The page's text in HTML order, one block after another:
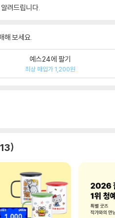
려드립니다.
해 보세요.
예스24에 팔기
최상 매입가 1,200원
13